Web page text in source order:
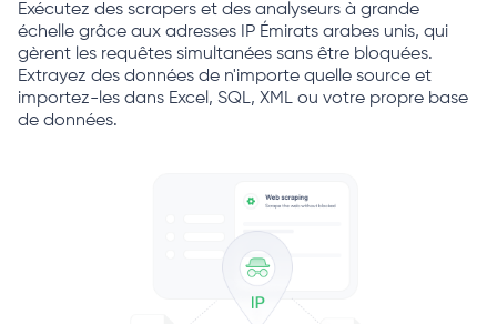
Exécutez des scrapers et des analyseurs à grande
échelle grâce aux adresses IP Émirats arabes unis, qui
gèrent les requêtes simultanées sans être bloquées.
Extrayez des données de n'importe quelle source et
importez-les dans Excel, SQL, XML ou votre propre base
de données.